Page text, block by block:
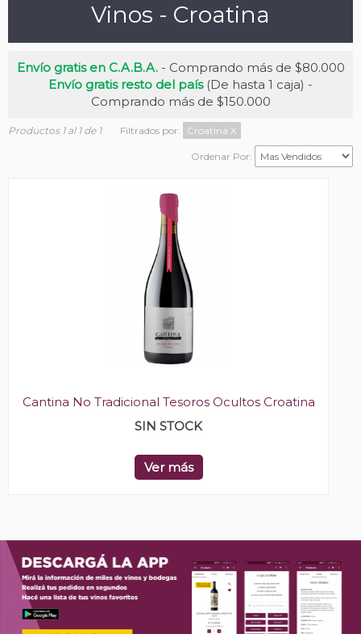
Vinos - Croatina
Envío gratis en C.A.B.A.- Comprando más de $80.000
Envío gratis resto del país(De hasta 1 caja) -
Comprando más de $150.000
Productos 1 al 1 de 1 Filtrados por: Croatina X
Ordenar Por:
Cantina No Tradicional Tesoros Ocultos Croatina
SIN STOCK
Ver más